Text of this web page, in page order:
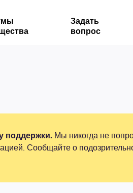
Задать
вопрос
поддержки. Мы никогда не
Сообщайте о